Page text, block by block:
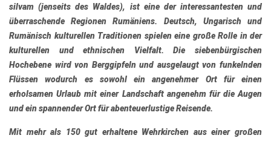
silvam (jenseits des Waldes), ist eine der interessantesten und
überraschende Regionen Rumäniens. Deutsch, Ungarisch und
Rumänisch kulturellen Traditionen spielen eine große Rolle in der
kulturellen und ethnischen Vielfalt. Die siebenbürgischen
Hochebene wird von Berggipfeln und ausgelaugt von funkelnden
Flüssen wodurch es sowohl ein angenehmer Ort für einen
erholsamen Urlaub mit einer Landschaft angenehm für die Augen
und ein spannender Ort für abenteuerlustige Reisende.
Mit mehr als 150 gut erhaltene Wehrkirchen aus einer großen